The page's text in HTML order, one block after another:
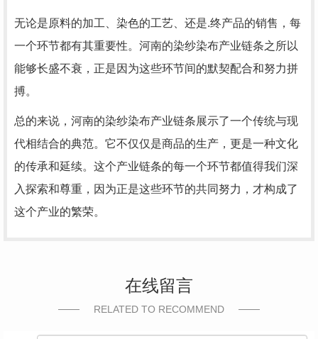
无论是原料的加工、染色的工艺、还是.终产品的销售，每
一个环节都有其重要性。河南的染纱染布产业链条之所以
能够长盛不衰，正是因为这些环节间的默契配合和努力拼
搏。
总的来说，河南的染纱染布产业链条展示了一个传统与现
代相结合的典范。它不仅仅是商品的生产，更是一种文化
的传承和延续。这个产业链条的每一个环节都值得我们深
入探索和尊重，因为正是这些环节的共同努力，才构成了
这个产业的繁荣。
在线留言
RELATED TO RECOMMEND